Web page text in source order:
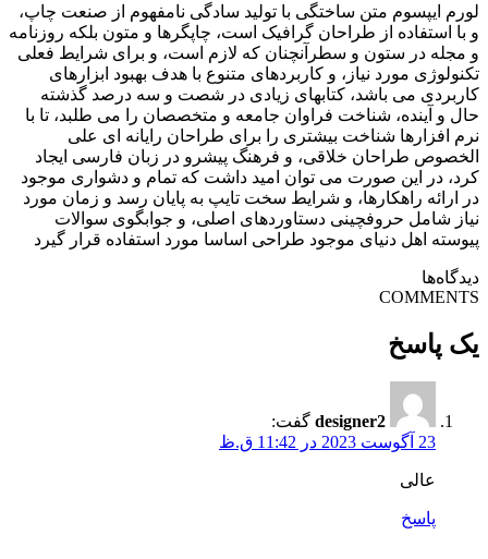
لورم ایپسوم متن ساختگی با تولید سادگی نامفهوم از صنعت چاپ،
و با استفاده از طراحان گرافیک است، چاپگرها و متون بلکه روزنامه
و مجله در ستون و سطرآنچنان که لازم است، و برای شرایط فعلی
تکنولوژی مورد نیاز، و کاربردهای متنوع با هدف بهبود ابزارهای
کاربردی می باشد، کتابهای زیادی در شصت و سه درصد گذشته
حال و آینده، شناخت فراوان جامعه و متخصصان را می طلبد، تا با
نرم افزارها شناخت بیشتری را برای طراحان رایانه ای علی
الخصوص طراحان خلاقی، و فرهنگ پیشرو در زبان فارسی ایجاد
کرد، در این صورت می توان امید داشت که تمام و دشواری موجود
در ارائه راهکارها، و شرایط سخت تایپ به پایان رسد و زمان مورد
نیاز شامل حروفچینی دستاوردهای اصلی، و جوابگوی سوالات
پیوسته اهل دنیای موجود طراحی اساسا مورد استفاده قرار گیرد
دیدگاه‌ها
COMMENTS
یک پاسخ
designer2 گفت:
23 آگوست 2023 در 11:42 ق.ظ
عالی
پاسخ